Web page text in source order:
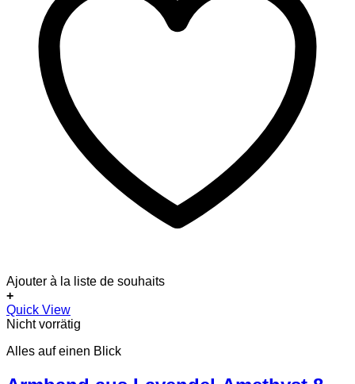
Ajouter à la liste de souhaits
+
Dieses
Produkt
mehrere
auf.
Quick View
Nicht vorrätig
Alles auf einen Blick